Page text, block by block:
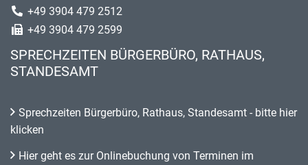
+49 3904 479 2512
+49 3904 479 2599
SPRECHZEITEN BÜRGERBÜRO, RATHAUS,
STANDESAMT
Sprechzeiten Bürgerbüro, Rathaus, Standesamt - bitte hier
klicken
Hier geht es zur Onlinebuchung von Terminen im